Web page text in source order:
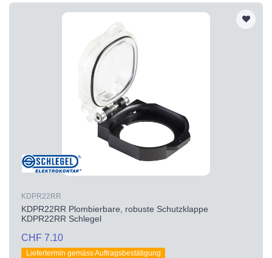
KDPR22RR
KDPR22RR Plombierbare, robuste Schutzklappe
KDPR22RR Schlegel
CHF 7.10
Liefertermin gemäss Auftragsbestätigung